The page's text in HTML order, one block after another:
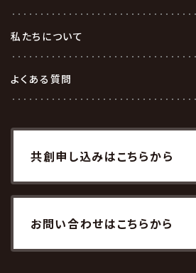
私たちについて
よくある質問
共創申し込みはこちらから
お問い合わせはこちらから